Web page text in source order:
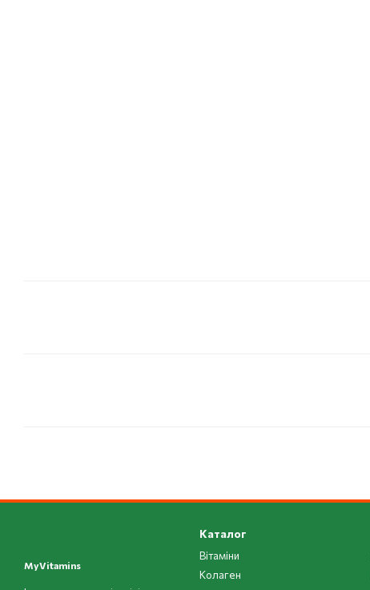
MyVitamins
Каталог
Вітаміни
Колаген